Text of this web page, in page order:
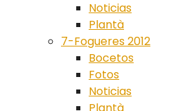
Noticias
Plantà
7-Fogueres 2012
Bocetos
Fotos
Noticias